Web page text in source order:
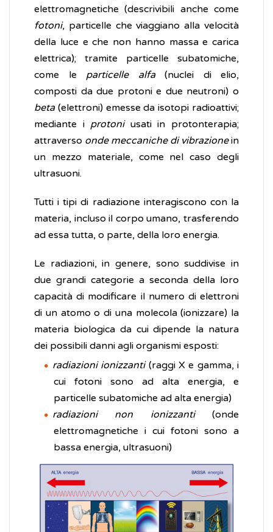
elettromagnetiche (descrivibili anche come
fotoni, particelle che viaggiano alla velocità
della luce e che non hanno massa e carica
elettrica); tramite particelle subatomiche,
come le particelle alfa(nuclei di elio,
composti da due protoni e due neutroni) o
beta(elettroni) emesse da isotopi radioattivi;
mediante i protoni usati in protonterapia;
attraverso onde meccaniche di vibrazionein
un mezzo materiale, come nel caso degli
ultrasuoni.
Tutti i tipi di radiazione interagiscono con la
materia, incluso il corpo umano, trasferendo
ad essa tutta, o parte, della loro energia.
Le radiazioni, in genere, sono suddivise in
due grandi categorie a seconda della loro
capacità di modificare il numero di elettroni
di un atomo o di una molecola (ionizzare) la
materia biologica da cui dipende la natura
dei possibili danni agli organismi esposti:
radiazioni ionizzanti(raggi X e gamma, i
cui fotoni sono ad alta energia, e
particelle subatomiche ad alta energia)
radiazioni non ionizzanti(onde
elettromagnetiche i cui fotoni sono a
bassa energia, ultrasuoni)